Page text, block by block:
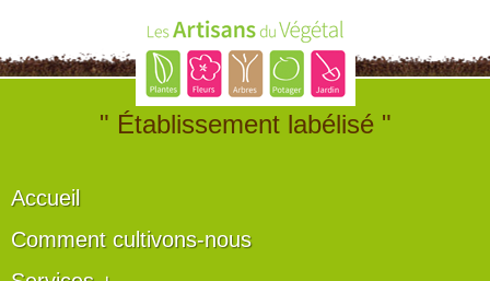
" Établissement labélisé "
Accueil
Comment cultivons-nous